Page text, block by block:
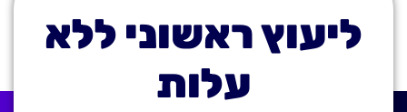
ליעוץ ראשוני ללא
עלות